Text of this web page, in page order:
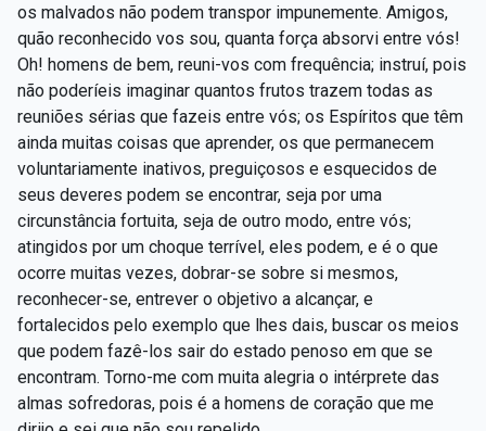
os malvados não podem transpor impunemente. Amigos,
quão reconhecido vos sou, quanta força absorvi entre vós!
Oh! homens de bem, reuni-vos com frequência; instruí, pois
não poderíeis imaginar quantos frutos trazem todas as
reuniões sérias que fazeis entre vós; os Espíritos que têm
ainda muitas coisas que aprender, os que permanecem
voluntariamente inativos, preguiçosos e esquecidos de
seus deveres podem se encontrar, seja por uma
circunstância fortuita, seja de outro modo, entre vós;
atingidos por um choque terrível, eles podem, e é o que
ocorre muitas vezes, dobrar-se sobre si mesmos,
reconhecer-se, entrever o objetivo a alcançar, e
fortalecidos pelo exemplo que lhes dais, buscar os meios
que podem fazê-los sair do estado penoso em que se
encontram. Torno-me com muita alegria o intérprete das
almas sofredoras, pois é a homens de coração que me